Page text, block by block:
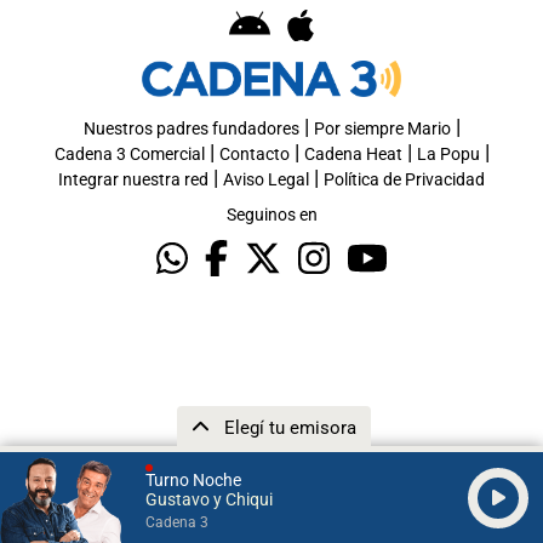
Turno Noche
Gustavo y Chiqui
Cadena 3
Elegí tu emisora
Nuestros padres fundadores| Por siempre Mario|
Cadena 3 Comercial | Contacto| Cadena Heat | La Popu |
Integrar nuestra red | Aviso Legal | Política de Privacidad
Seguinos en